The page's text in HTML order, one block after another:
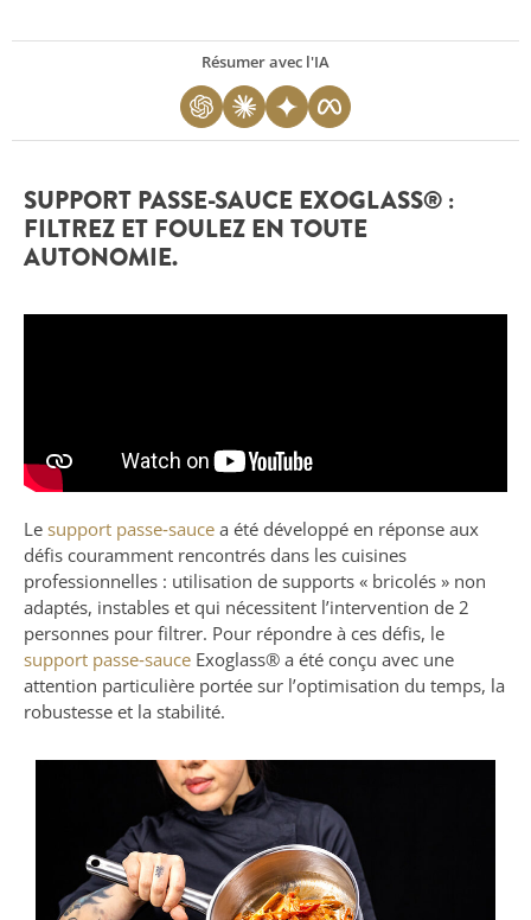
Résumer avec l'IA
SUPPORT PASSE-SAUCE EXOGLASS® :
FILTREZ ET FOULEZ EN TOUTE
AUTONOMIE.
Le support passe‑sauce a été développé en réponse aux
défis couramment rencontrés dans les cuisines
professionnelles : utilisation de supports « bricolés » non
adaptés, instables et qui nécessitent l’intervention de 2
personnes pour filtrer. Pour répondre à ces défis, le
support passe‑sauce Exoglass® a été conçu avec une
attention particulière portée sur l’optimisation du temps, la
robustesse et la stabilité.